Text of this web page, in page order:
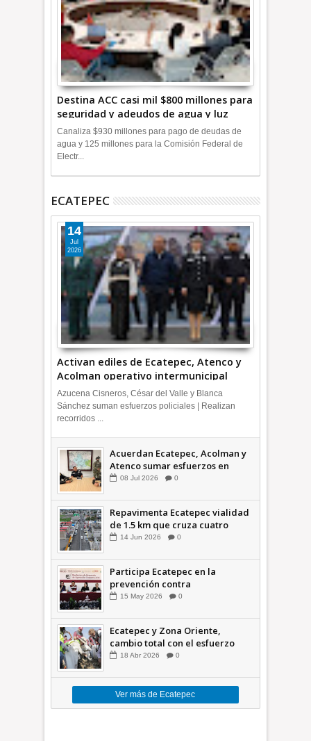
Destina ACC casi mil $800 millones para
seguridad y adeudos de agua y luz
+Video
Canaliza $930 millones para pago de deudas de
agua y 125 millones para la Comisión Federal de
Electr...
ECATEPEC
Activan ediles de Ecatepec, Atenco y
Acolman operativo intermunicipal
14
Jul
2026
Azucena Cisneros, César del Valle y Blanca
Sánchez suman esfuerzos policiales | Realizan
recorridos ...
Acuerdan Ecatepec, Acolman y
Atenco sumar esfuerzos en
seguridad
08 Jul 2026 0
Repavimenta Ecatepec vialidad
de 1.5 km que cruza cuatro
comunidades +Video
14 Jun 2026 0
Participa Ecatepec en la
prevención contra
inundaciones en el Valle de
15 May 2026 0
Ecatepec y Zona Oriente,
cambio total con el esfuerzo
conjunto: Azucena; retiran 21
18 Abr 2026 0
Ver más de Ecatepec